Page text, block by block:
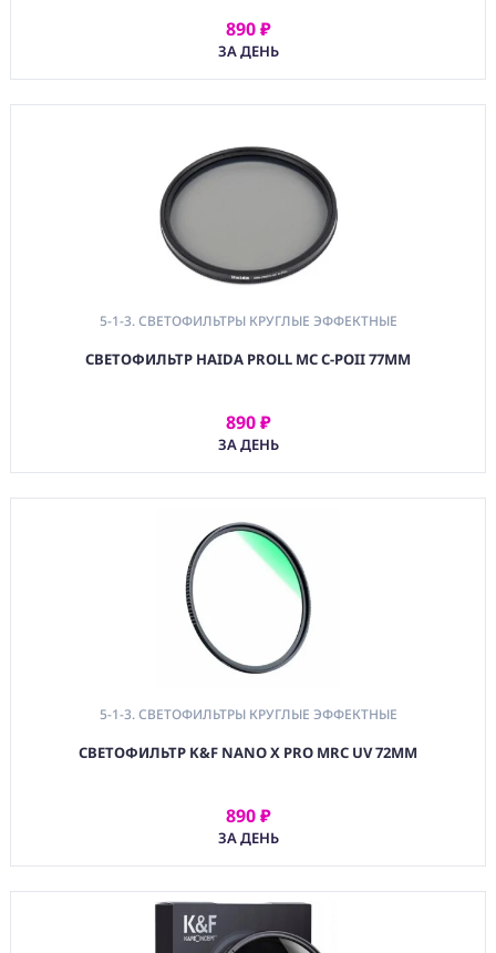
890 ₽
ЗА ДЕНЬ
АРЕНДОВАТЬ
5-1-3. СВЕТОФИЛЬТРЫ КРУГЛЫЕ ЭФФЕКТНЫЕ
СВЕТОФИЛЬТР HAIDA PROLL MC C-POII 77MM
890 ₽
ЗА ДЕНЬ
АРЕНДОВАТЬ
5-1-3. СВЕТОФИЛЬТРЫ КРУГЛЫЕ ЭФФЕКТНЫЕ
СВЕТОФИЛЬТР K&F NANO X PRO MRC UV 72MM
890 ₽
ЗА ДЕНЬ
АРЕНДОВАТЬ